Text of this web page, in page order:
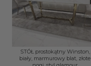
STÓŁ prostokątny Winston,
biały, marmurowy blat, złote